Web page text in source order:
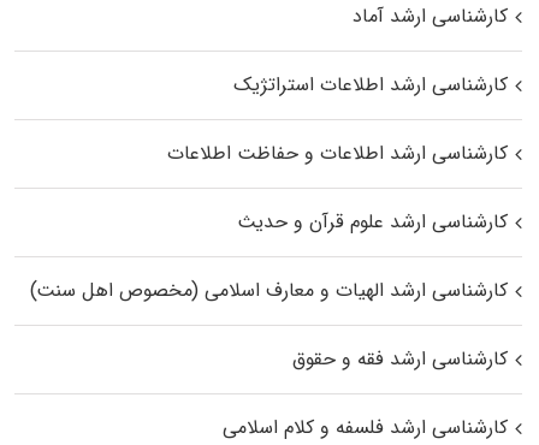
کارشناسی ارشد آماد
کارشناسی ارشد اطلاعات استراتژیک
کارشناسی ارشد اطلاعات و حفاظت اطلاعات
کارشناسی ارشد علوم قرآن و حدیث
کارشناسی ارشد الهیات و معارف اسلامی (مخصوص اهل سنت)
کارشناسی ارشد فقه و حقوق
کارشناسی ارشد فلسفه و کلام اسلامی